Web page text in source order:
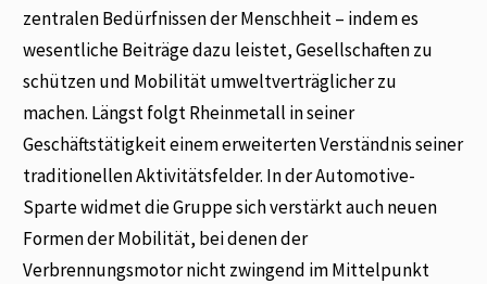
zentralen Bedürfnissen der Menschheit – indem es
wesentliche Beiträge dazu leistet, Gesellschaften zu
schützen und Mobilität umweltverträglicher zu
machen. Längst folgt Rheinmetall in seiner
Geschäftstätigkeit einem erweiterten Verständnis seiner
traditionellen Aktivitätsfelder. In der Automotive-
Sparte widmet die Gruppe sich verstärkt auch neuen
Formen der Mobilität, bei denen der
Verbrennungsmotor nicht zwingend im Mittelpunkt